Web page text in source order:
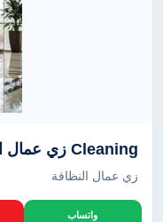
Cleaning زي عمال النظافة
زي عمال النظافة
واتساب